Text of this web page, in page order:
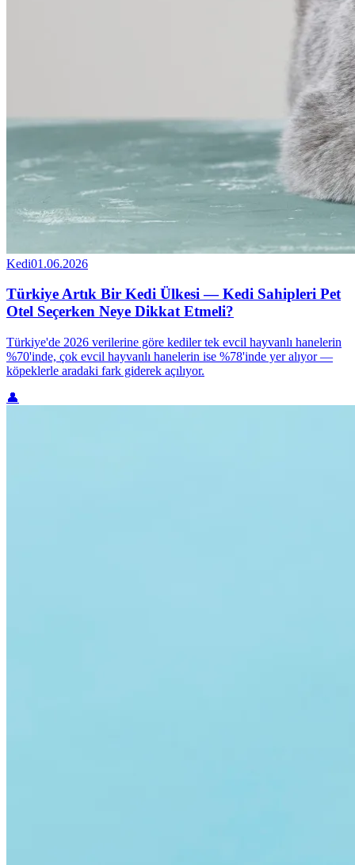
Kedi01.06.2026
Türkiye Artık Bir Kedi Ülkesi — Kedi Sahipleri Pet
Otel Seçerken Neye Dikkat Etmeli?
Türkiye'de 2026 verilerine göre kediler tek evcil hayvanlı hanelerin
%70'inde, çok evcil hayvanlı hanelerin ise %78'inde yer alıyor —
köpeklerle aradaki fark giderek açılıyor.
👤